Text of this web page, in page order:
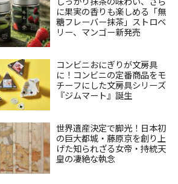
に果実の香りも楽しめる「無
糖フレーバー抹茶」ストロベ
リー、マンゴー新発売
コンビニおにぎりが文房具
に！コンビニの定番商品をモ
チーフにした文房具シリーズ
『ジムマート』誕生
世界遺産決定で脚光！日本初
の巨大都城・藤原京を創り上
げた知られざる女帝・持統天
皇の凄絶な執念